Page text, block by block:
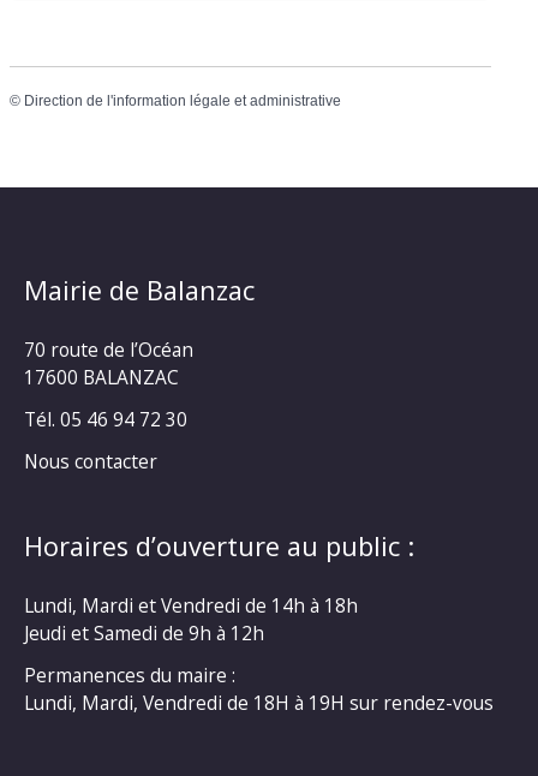
© Direction de l'information légale et administrative
Mairie de Balanzac
70 route de l’Océan
17600 BALANZAC
Tél. 05 46 94 72 30
Nous contacter
Horaires d’ouverture au public :
Lundi, Mardi et Vendredi de 14h à 18h
Jeudi et Samedi de 9h à 12h
Permanences du maire :
Lundi, Mardi, Vendredi de 18H à 19H sur rendez-vous